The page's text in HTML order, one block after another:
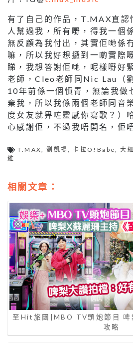
有了自己的作品，T.MAX直認
人幫過我，所有嘢，得我一個
無反顧為我付出，其實佢哋係
嘛，所以我好想攞到一啲實際
睇，我想答謝佢哋，呢樣嘢好
老師，Cleo老師同Nic Lau（
10年前係一個憤青，無論我做
棄我，所以我係兩個老師同音
度女友就畀咗靈感你寫歌？）
心感謝佢，不過我唔開名，佢
T.MAX,劉凱揚,卡拉O!Babe,大
維
相關文章：
至Hit旅團|MBO TV頭炮節目 啤
攻略